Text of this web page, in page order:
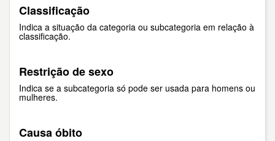
Classificação
Indica a situação da categoria ou subcategoria em relação à
classificação.
Restrição de sexo
Indica se a subcategoria só pode ser usada para homens ou
mulheres.
Causa óbito